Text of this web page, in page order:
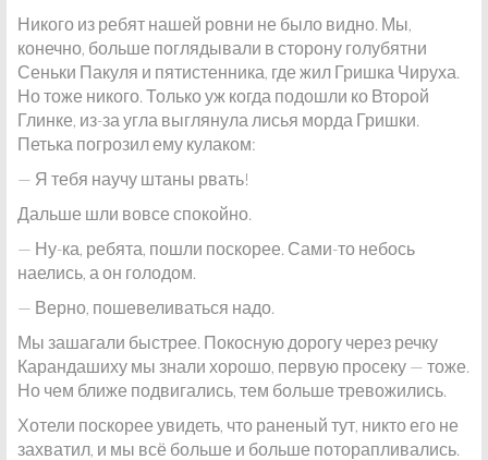
Никого из ребят нашей ровни не было видно. Мы,
конечно, больше поглядывали в сторону голубятни
Сеньки Пакуля и пятистенника, где жил Гришка Чируха.
Но тоже никого. Только уж когда подошли ко Второй
Глинке, из-за угла выглянула лисья морда Гришки.
Петька погрозил ему кулаком:
— Я тебя научу штаны рвать!
Дальше шли вовсе спокойно.
— Ну-ка, ребята, пошли поскорее. Сами-то небось
наелись, а он голодом.
— Верно, пошевеливаться надо.
Мы зашагали быстрее. Покосную дорогу через речку
Карандашиху мы знали хорошо, первую просеку — тоже.
Но чем ближе подвигались, тем больше тревожились.
Хотели поскорее увидеть, что раненый тут, никто его не
захватил, и мы всё больше и больше поторапливались.